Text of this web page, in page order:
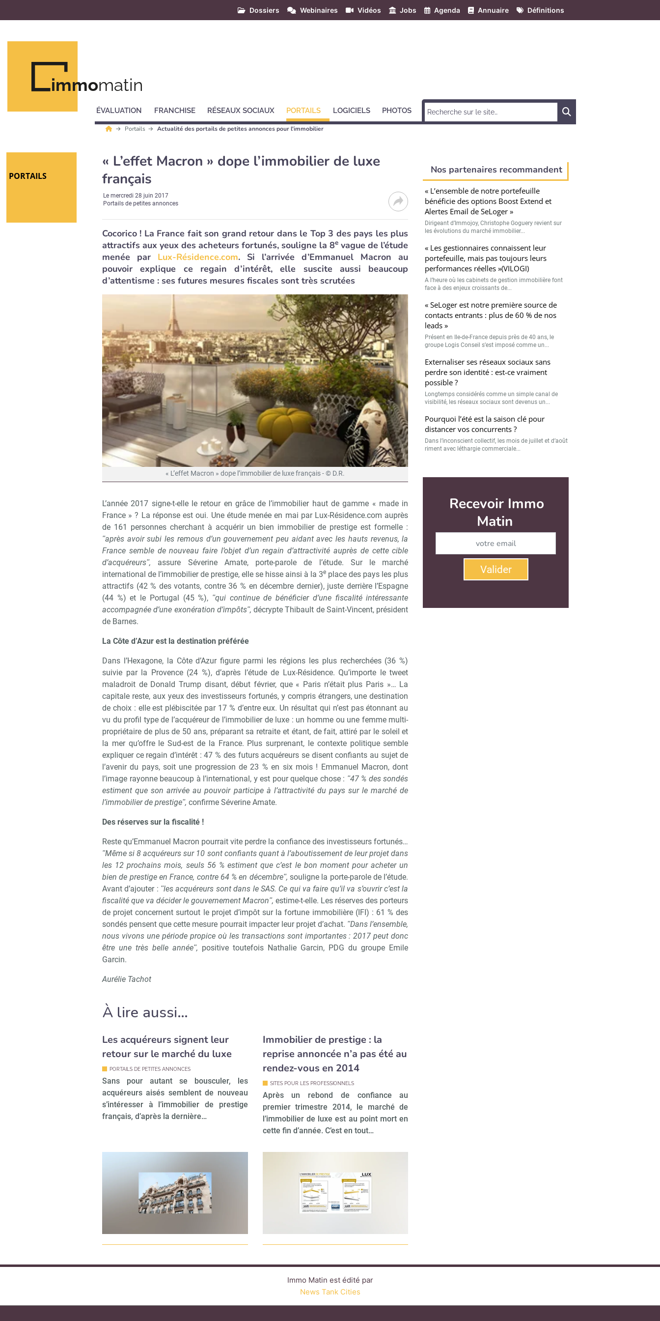
Dossiers Webinaires Vidéos Jobs Agenda Annuaire Définitions
immomatin
ÉVALUATION FRANCHISE RÉSEAUX SOCIAUX PORTAILS LOGICIELS PHOTOS
Portails Actualité des portails de petites annonces pour l'immobilier
PORTAILS
« L’effet Macron » dope l’immobilier de luxe
français
Lemercredi 28 juin 2017
Portails de petites annonces
Cocorico ! La France fait son grand retour dans le Top 3 des pays les plus
attractifs aux yeux des acheteurs fortunés, souligne la 8e vague de l’étude
menée par Lux-Résidence.com. Si l’arrivée d’Emmanuel Macron au
pouvoir explique ce regain d’intérêt, elle suscite aussi beaucoup
d’attentisme : ses futures mesures fiscales sont très scrutées
« L’effet Macron » dope l’immobilier de luxe français - © D.R.
L’année 2017 signe-t-elle le retour en grâce de l’immobilier haut de gamme « made in
France » ? La réponse est oui. Une étude menée en mai par Lux-Résidence.com auprès
de 161 personnes cherchant à acquérir un bien immobilier de prestige est formelle :
ʺaprès avoir subi les remous d’un gouvernement peu aidant avec les hauts revenus, la
France semble de nouveau faire l’objet d’un regain d’attractivité auprès de cette cible
d’acquéreursʺ, assure Séverine Amate, porte-parole de l’étude. Sur le marché
international de l’immobilier de prestige, elle se hisse ainsi à la 3e place des pays les plus
attractifs (42 % des votants, contre 36 % en décembre dernier), juste derrière l’Espagne
(44 %) et le Portugal (45 %), ʺqui continue de bénéficier d’une fiscalité intéressante
accompagnée d’une exonération d’impôtsʺ,décrypte Thibault de Saint-Vincent, président
de Barnes.
La Côte d’Azur est la destination préférée
Dans l’Hexagone, la Côte d’Azur figure parmi les régions les plus recherchées (36 %)
suivie par la Provence (24 %), d’après l’étude de Lux-Résidence. Qu’importe le tweet
maladroit de Donald Trump disant, début février, que « Paris n’était plus Paris »… La
capitale reste, aux yeux des investisseurs fortunés, y compris étrangers, une destination
de choix : elle est plébiscitée par 17 % d’entre eux. Un résultat qui n’est pas étonnant au
vu du profil type de l’acquéreur de l’immobilier de luxe : un homme ou une femme multi-
propriétaire de plus de 50 ans, préparant sa retraite et étant, de fait, attiré par le soleil et
la mer qu’offre le Sud-est de la France. Plus surprenant, le contexte politique semble
expliquer ce regain d’intérêt : 47 % des futurs acquéreurs se disent confiants au sujet de
l’avenir du pays, soit une progression de 23 % en six mois ! Emmanuel Macron, dont
l’image rayonne beaucoup à l’international, y est pour quelque chose : ʺ47 % des sondés
estiment que son arrivée au pouvoir participe à l’attractivité du pays sur le marché de
l’immobilier de prestigeʺ, confirme Séverine Amate.
Des réserves sur la fiscalité !
Reste qu’Emmanuel Macron pourrait vite perdre la confiance des investisseurs fortunés…
ʺMême si 8 acquéreurs sur 10 sont confiants quant à l’aboutissement de leur projet dans
les 12 prochains mois, seuls 56 % estiment que c’est le bon moment pour acheter un
bien de prestige en France, contre 64 % en décembreʺ,souligne la porte-parole de l’étude.
Avant d’ajouter : ʺles acquéreurs sont dans le SAS. Ce qui va faire qu’il va s’ouvrir c’est la
fiscalité que va décider le gouvernement Macronʺ,estime-t-elle. Les réserves des porteurs
de projet concernent surtout le projet d’impôt sur la fortune immobilière (IFI) : 61 % des
sondés pensent que cette mesure pourrait impacter leur projet d’achat. ʺDans l’ensemble,
nous vivons une période propice où les transactions sont importantes : 2017 peut donc
être une très belle annéeʺ, positive toutefois Nathalie Garcin, PDG du groupe Emile
Garcin.
Aurélie Tachot
À lire aussi…
Les acquéreurs signent leur
retour sur le marché du luxe
PORTAILS DE PETITES ANNONCES
Sans pour autant se bousculer, les
acquéreurs aisés semblent de nouveau
s’intéresser à l’immobilier de prestige
français, d’après la dernière…
Immobilier de prestige : la
reprise annoncée n’a pas été au
rendez-vous en 2014
SITES POUR LES PROFESSIONNELS
Après un rebond de confiance au
premier trimestre 2014, le marché de
l’immobilier de luxe est au point mort en
cette fin d’année. C’est en tout…
Nos partenaires recommandent
« L’ensemble de notre portefeuille
bénéficie des options Boost Extend et
Alertes Email de SeLoger »
Dirigeant d’Immojoy, Christophe Goguery revient sur
les évolutions du marché immobilier...
« Les gestionnaires connaissent leur
portefeuille, mais pas toujours leurs
performances réelles »(VILOGI)
A l’heure où les cabinets de gestion immobilière font
face à des enjeux croissants de...
« SeLoger est notre première source de
contacts entrants : plus de 60 % de nos
leads »
Présent en Ile-de-France depuis près de 40 ans, le
groupe Logis Conseil s’est imposé comme un...
Externaliser ses réseaux sociaux sans
perdre son identité : est-ce vraiment
possible ?
Longtemps considérés comme un simple canal de
visibilité, les réseaux sociaux sont devenus un...
Pourquoi l’été est la saison clé pour
distancer vos concurrents ?
Dans l’inconscient collectif, les mois de juillet et d’août
riment avec léthargie commerciale...
Recevoir Immo
Matin
Valider
Immo Matin est édité par
News Tank Cities